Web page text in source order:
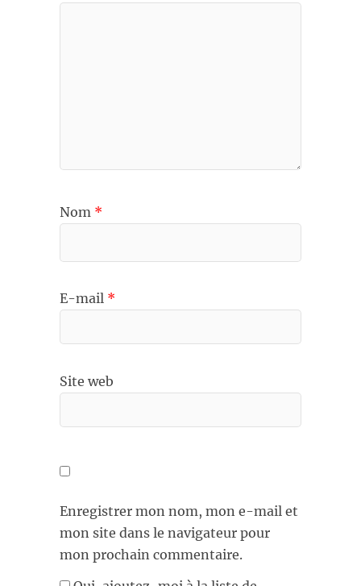
Nom *
E-mail *
Site web
Enregistrer mon nom, mon e-mail et
mon site dans le navigateur pour
mon prochain commentaire.